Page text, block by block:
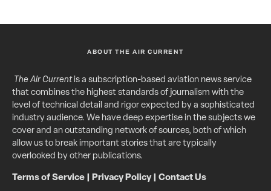
ABOUT THE AIR CURRENT
The Air Currentis a subscription-based aviation news service
that combines the highest standards of journalism with the
level of technical detail and rigor expected by a sophisticated
industry audience. We have deep expertise in the subjects we
cover and an outstanding network of sources, both of which
allow us to break important stories that are typically
overlooked by other publications.
Terms of Service Privacy Policy| Contact Us